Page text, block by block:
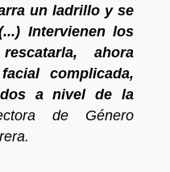
un ladrillo y se
Intervienen los
ahora
complicada,
a nivel de la
de Género